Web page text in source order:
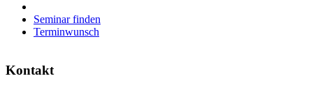
Seminar finden
Terminwunsch
Kontakt